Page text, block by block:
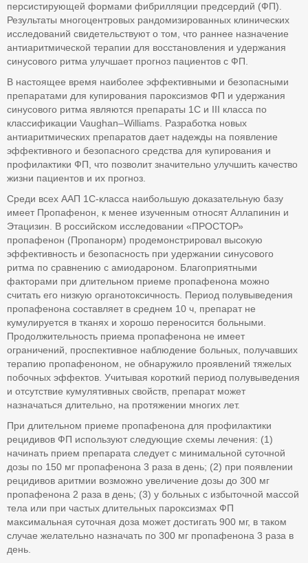
персистирующей формами фибрилляции предсердий (ФП).
Результаты многоцентровых рандомизированных клинических
исследований свидетельствуют о том, что раннее назначение
антиаритмической терапии для восстановления и удержания
синусового ритма улучшает прогноз пациентов с ФП.
В настоящее время наиболее эффективными и безопасными
препаратами для купирования пароксизмов ФП и удержания
синусового ритма являются препараты 1C и III класса по
классификации Vaughan–Williams. Разработка новых
антиаритмических препаратов дает надежды на появление
эффективного и безопасного средства для купирования и
профилактики ФП, что позволит значительно улучшить качество
жизни пациентов и их прогноз.
Среди всех ААП 1C-класса наибольшую доказательную базу
имеет Пропафенон, к менее изученным относят Аллапинин и
Этацизин. В российском исследовании «ПРОСТОР»
пропафенон (Пропанорм) продемонстрировал высокую
эффективность и безопасность при удержании синусового
ритма по сравнению с амиодароном. Благоприятными
факторами при длительном приеме пропафенона можно
считать его низкую органотоксичность. Период полувыведения
пропафенона составляет в среднем 10 ч, препарат не
кумулируется в тканях и хорошо переносится больными.
Продолжительность приема пропафенона не имеет
ограничений, проспективное наблюдение больных, получавших
терапию пропафеноном, не обнаружило проявлений тяжелых
побочных эффектов. Учитывая короткий период полувыведения
и отсутствие кумулятивных свойств, препарат может
назначаться длительно, на протяжении многих лет.
При длительном приеме пропафенона для профилактики
рецидивов ФП используют следующие схемы лечения: (1)
начинать прием препарата следует с минимальной суточной
дозы по 150 мг пропафенона 3 раза в день; (2) при появлении
рецидивов аритмии возможно увеличение дозы до 300 мг
пропафенона 2 раза в день; (3) у больных с избыточной массой
тела или при частых длительных пароксизмах ФП
максимальная суточная доза может достигать 900 мг, в таком
случае желательно назначать по 300 мг пропафенона 3 раза в
день.